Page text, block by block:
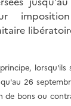
lorsqu'ils
26
de bons ou